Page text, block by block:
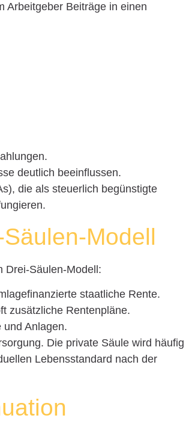
Arbeitgeber Beiträge in einen
deutlich beeinflussen.
die als steuerlich begünstigte
Modell
Drei-Säulen-Modell:
staatliche Rente.
zusätzliche Rentenpläne.
und Anlagen.
Die private Säule wird häufig
Lebensstandard nach der